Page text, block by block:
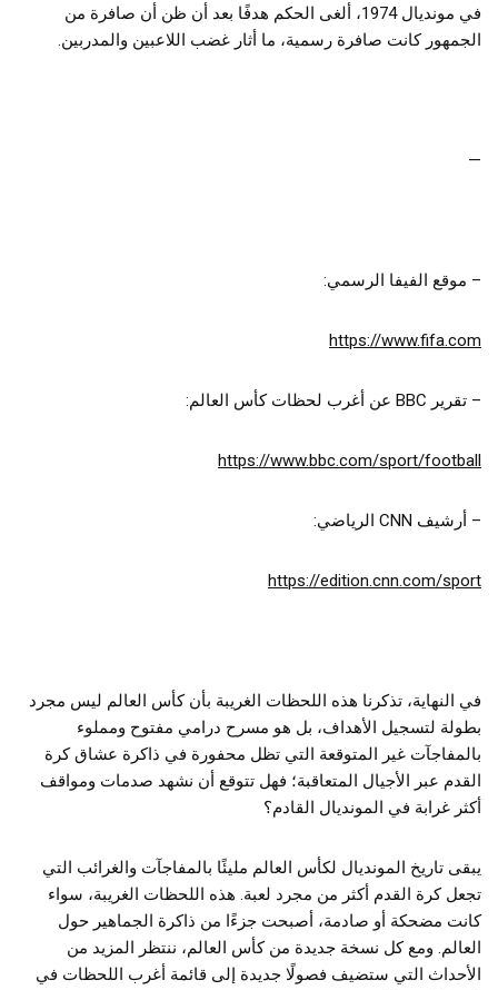
في مونديال 1974، ألغى الحكم هدفًا بعد أن ظن أن صافرة من
الجمهور كانت صافرة رسمية، ما أثار غضب اللاعبين والمدربين.
—
– موقع الفيفا الرسمي:
https://www.fifa.com
– تقرير BBC عن أغرب لحظات كأس العالم:
https://www.bbc.com/sport/football
– أرشيف CNN الرياضي:
https://edition.cnn.com/sport
في النهاية، تذكرنا هذه اللحظات الغريبة بأن كأس العالم ليس مجرد
بطولة لتسجيل الأهداف، بل هو مسرح درامي مفتوح ومملوء
بالمفاجآت غير المتوقعة التي تظل محفورة في ذاكرة عشاق كرة
القدم عبر الأجيال المتعاقبة؛ فهل تتوقع أن نشهد صدمات ومواقف
أكثر غرابة في المونديال القادم؟
يبقى تاريخ المونديال لكأس العالم مليئًا بالمفاجآت والغرائب التي
تجعل كرة القدم أكثر من مجرد لعبة. هذه اللحظات الغريبة، سواء
كانت مضحكة أو صادمة، أصبحت جزءًا من ذاكرة الجماهير حول
العالم. ومع كل نسخة جديدة من كأس العالم، ننتظر المزيد من
الأحداث التي ستضيف فصولًا جديدة إلى قائمة أغرب اللحظات في